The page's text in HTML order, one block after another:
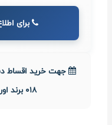
برای
018 برند اورجینال MBH کلیک کنید